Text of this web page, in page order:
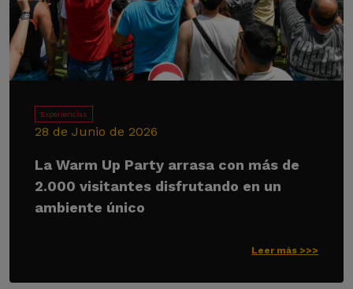
Experiencias
28 de Junio de 2026
La Warm Up Party arrasa con más de
2.000 visitantes disfrutando en un
ambiente único
Leer más >>>